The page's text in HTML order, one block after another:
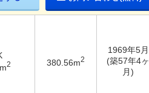
2 380.56m2
1969年5月
(築57年4ヶ
月)